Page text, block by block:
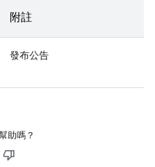
附註
發布公告
助嗎？